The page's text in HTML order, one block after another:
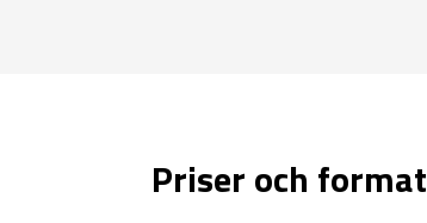
Priser och format